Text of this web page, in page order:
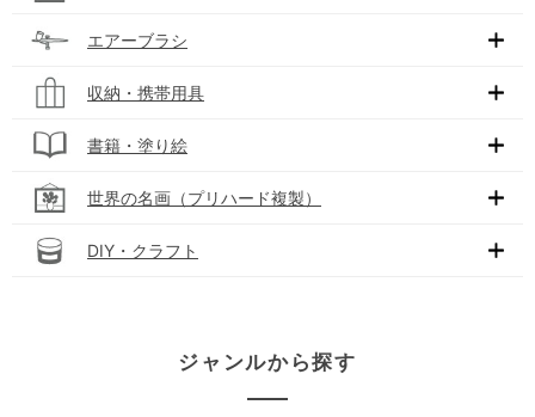
エアーブラシ
収納・携帯用具
書籍・塗り絵
世界の名画（プリハード複製）
DIY・クラフト
ジャンルから探す